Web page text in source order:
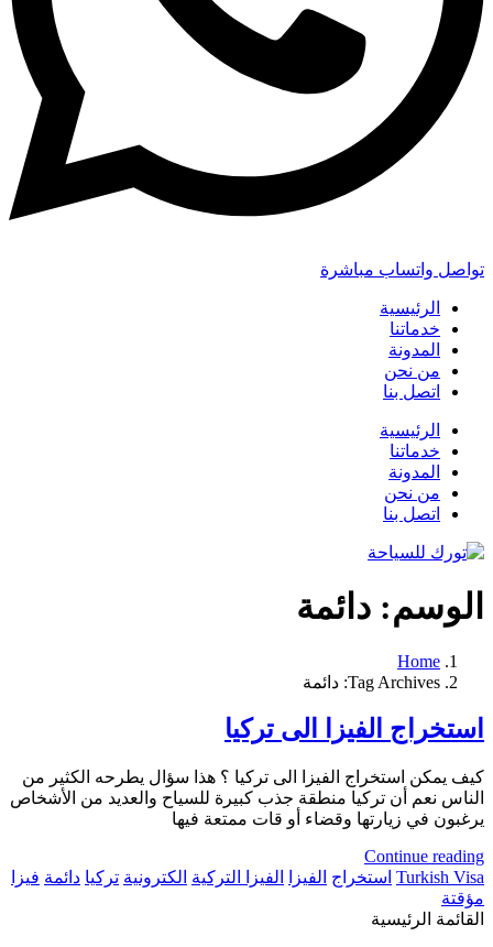
تواصل واتساب مباشرة
الرئيسية
خدماتنا
المدونة
من نحن
اتصل بنا
الرئيسية
خدماتنا
المدونة
من نحن
اتصل بنا
الوسم: دائمة
Home
Tag Archives: دائمة
استخراج الفيزا الى تركيا
كيف يمكن استخراج الفيزا الى تركيا ؟ هذا سؤال يطرحه الكثير من
الناس نعم أن تركيا منطقة جذب كبيرة للسياح والعديد من الأشخاص
يرغبون في زيارتها وقضاء أو قات ممتعة فيها
Continue reading
Turkish Visa استخراج الفيزا الفيزا التركية الكترونية تركيا دائمة فيزا
مؤقتة
القائمة الرئيسية